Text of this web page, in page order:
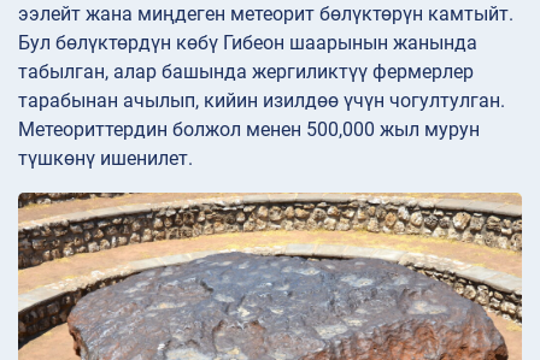
ээлейт жана миңдеген метеорит бөлүктөрүн камтыйт.
Бул бөлүктөрдүн көбү Гибеон шаарынын жанында
табылган, алар башында жергиликтүү фермерлер
тарабынан ачылып, кийин изилдөө үчүн чогултулган.
Метеориттердин болжол менен 500,000 жыл мурун
түшкөнү ишенилет.